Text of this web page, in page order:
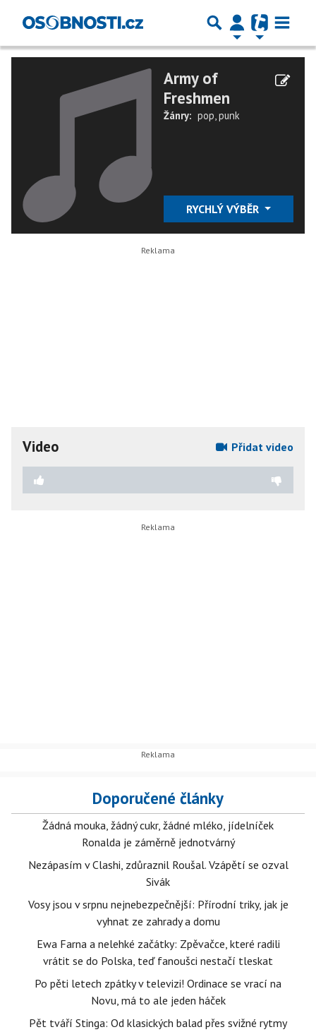
Army of
Freshmen
Žánry: pop,punk
RYCHLÝ VÝBĚR
Video Přidat video
Doporučené články
Žádná mouka, žádný cukr, žádné mléko, jídelníček
Ronalda je záměrně jednotvárný
Nezápasím v Clashi, zdůraznil Roušal. Vzápětí se ozval
Sivák
Vosy jsou v srpnu nejnebezpečnější: Přírodní triky, jak je
vyhnat ze zahrady a domu
Ewa Farna a nelehké začátky: Zpěvačce, které radili
vrátit se do Polska, teď fanoušci nestačí tleskat
Po pěti letech zpátky v televizi! Ordinace se vrací na
Novu, má to ale jeden háček
Pět tváří Stinga: Od klasických balad přes svižné rytmy